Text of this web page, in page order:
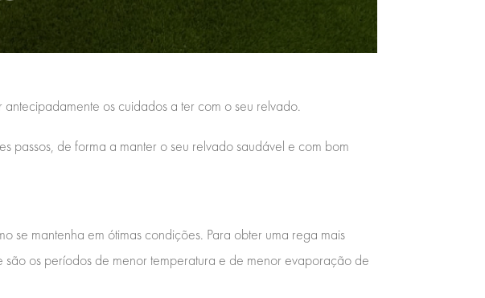
os cuidados a ter com o seu relvado.
passos, de forma a manter o seu relvado saudável e com bom
se mantenha em ótimas condições. Para obter uma rega mais
os períodos de menor temperatura e de menor evaporação de